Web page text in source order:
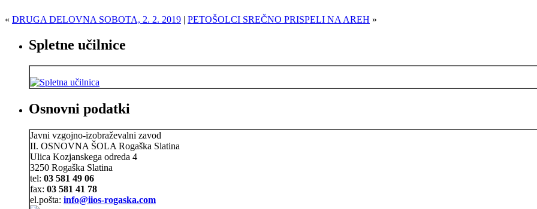
« DRUGA DELOVNA SOBOTA, 2. 2. 2019 | PETOŠOLCI SREČNO PRISPELI NA AREH »
Spletne učilnice
Osnovni podatki
Javni vzgojno-izobraževalni zavod
II. OSNOVNA ŠOLA Rogaška Slatina
Ulica Kozjanskega odreda 4
3250 Rogaška Slatina
tel: 03 581 49 06
fax: 03 581 41 78
el.pošta: info@iios-rogaska.com